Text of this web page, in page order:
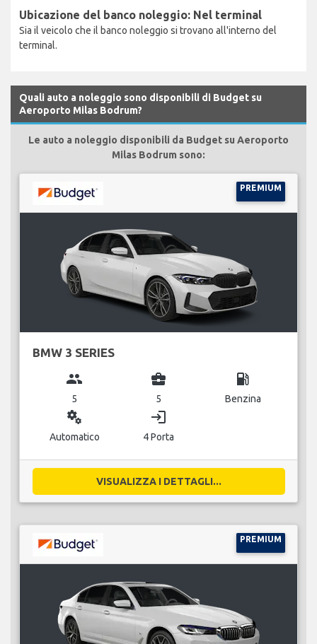
Ubicazione del banco noleggio: Nel terminal
Sia il veicolo che il banco noleggio si trovano all'interno del
terminal.
Quali auto a noleggio sono disponibili di Budget su
Aeroporto Milas Bodrum?
Le auto a noleggio disponibili da Budget su Aeroporto
Milas Bodrum sono:
PREMIUM
BMW 3 SERIES
group
5
business_center
5
local_gas_station
Benzina
miscellaneous_services
Automatico
login
4 Porta
VISUALIZZA I DETTAGLI...
PREMIUM